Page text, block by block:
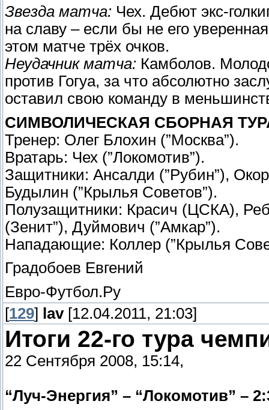
Звезда матча: Чех. Дебют экс-
на славу – если бы не его
этом матче трёх очков.
Неудачник матча: Камболов.
против Гогуа, за что абсолютно
оставил свою команду в
СИМВОЛИЧЕСКАЯ СБОРНАЯ
Тренер: Олег Блохин (”Москва”).
Вратарь: Чех (”Локомотив”).
Защитники: Ансалди (”Рубин”),
Будылин (”Крылья Советов”).
Полузащитники: Красич (ЦСКА),
(Зенит”), Дуймович (”Амкар”).
Нападающие: Коллер (”Крылья
Градобоев Евгений
Евро-Футбол.Ру
[129] lav[12.04.2011, 21:03]
Итоги 22-го тура
22 Сентября 2008, 15:14,
“Луч-Энергия” – “Локомотив” –